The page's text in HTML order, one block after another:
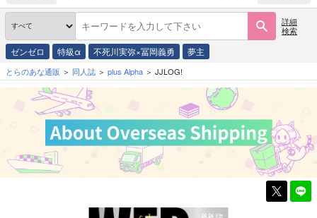
詳細
検索
ゼンゼロ 特級α 不死川実弥×冨岡義勇 夢主
とらのあな通販 同人誌 plus Alpha JJLOG!